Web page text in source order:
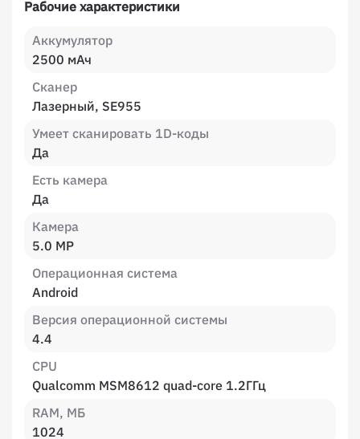
Рабочие характеристики
Аккумулятор
2500 мАч
Сканер
Лазерный, SE955
Умеет сканировать 1D-коды
Да
Есть камера
Да
Камера
5.0 MP
Операционная система
Android
Версия операционной системы
4.4
CPU
Qualcomm MSM8612 quad-core 1.2ГГц
RAM, МБ
1024